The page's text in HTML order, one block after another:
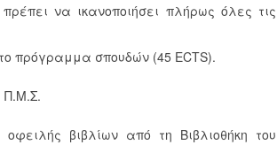
να ικανοποιήσει πλήρως όλες τις
πρόγραμμα σπουδών (45 ECTS).
Π.Μ.Σ.
βιβλίων από τη Βιβλιοθήκη του